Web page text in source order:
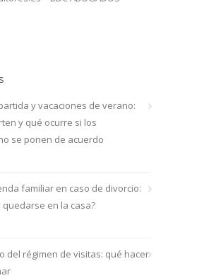
y vacaciones de verano:
y qué ocurre si los
se ponen de acuerdo
familiar en caso de divorcio:
quedarse en la casa?
del régimen de visitas: qué hacer